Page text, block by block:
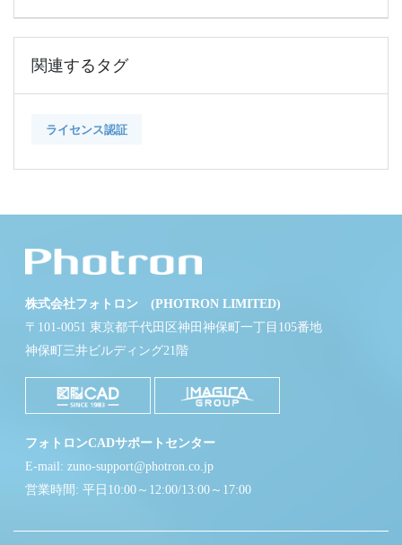
関連するタグ
ライセンス認証
株式会社フォトロン (PHOTRON LIMITED)
〒101-0051 東京都千代田区神田神保町一丁目105番地
神保町三井ビルディング21階
フォトロンCADサポートセンター
E-mail: zuno-support@photron.co.jp
営業時間: 平日10:00～12:00/13:00～17:00